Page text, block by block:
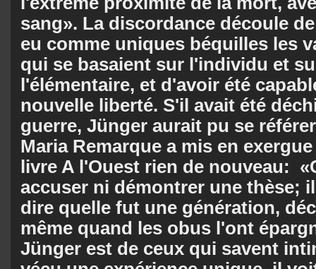
sang». La discordance découle
eu comme uniques béquilles les
qui se basaient sur l'individu et
l'élémentaire, et d'avoir été
nouvelle liberté. S'il avait été
guerre, Jünger aurait pu se
Maria Remarque a mis en
livre A l'Ouest rien de nouveau:
accuser ni démontrer une thèse;
dire quelle fut une génération,
même quand les obus l'ont
Jünger est de ceux qui savent